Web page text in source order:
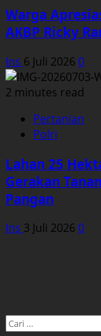
Warga
AKBP Ricky
Ins 6 Juli 2026 0
2 minutes read
Pertanian
Polri
Lahan 25
Gerakan
Pangan
Ins 3 Juli 2026 0
Cari